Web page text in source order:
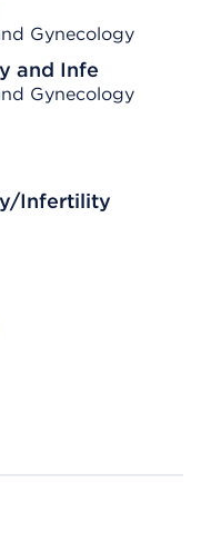
Gynecology
and Infe
Gynecology
Infertility